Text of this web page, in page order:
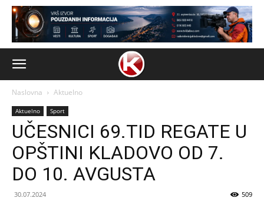
Naslovna Aktuelno
Aktuelno Sport
UČESNICI 69.TID REGATE U
OPŠTINI KLADOVO OD 7.
DO 10. AVGUSTA
30.07.2024 509